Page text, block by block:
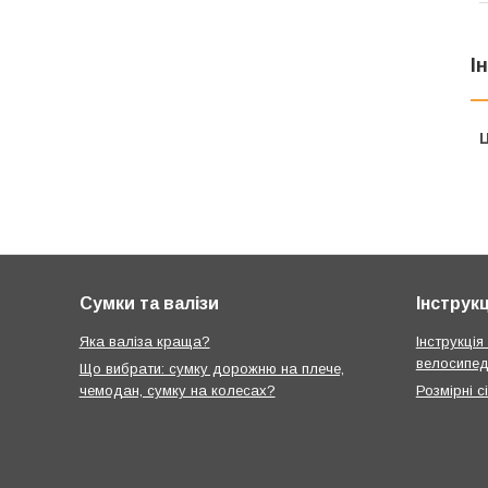
Сумки та валізи
Яка валіза краща?
Що вибрати: сумку дорожню на плече,
чемодан, сумку на колесах?
Розмірні